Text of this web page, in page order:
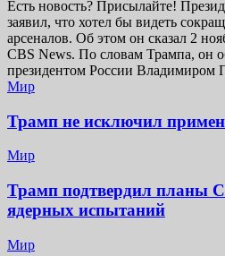
Есть новость? Присылайте!
заявил, что хотел бы видеть
арсеналов. Об этом он сказал 2
CBS News. По словам Трампа, он
президентом России
Мир
Трамп не исключил
Мир
Трамп подтвердил планы
ядерных испытаний
Мир